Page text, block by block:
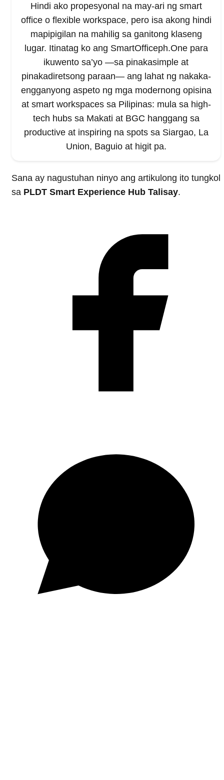
Hindi ako propesyonal na may-ari ng smart
office o flexible workspace, pero isa akong hindi
mapipigilan na mahilig sa ganitong klaseng
lugar. Itinatag ko ang SmartOfficeph.One para
ikuwento sa’yo —sa pinakasimple at
pinakadiretsong paraan— ang lahat ng nakaka-
engganyong aspeto ng mga modernong opisina
at smart workspaces sa Pilipinas: mula sa high-
tech hubs sa Makati at BGC hanggang sa
productive at inspiring na spots sa Siargao, La
Union, Baguio at higit pa.
Sana ay nagustuhan ninyo ang artikulong ito tungkol
sa PLDT Smart Experience Hub Talisay.